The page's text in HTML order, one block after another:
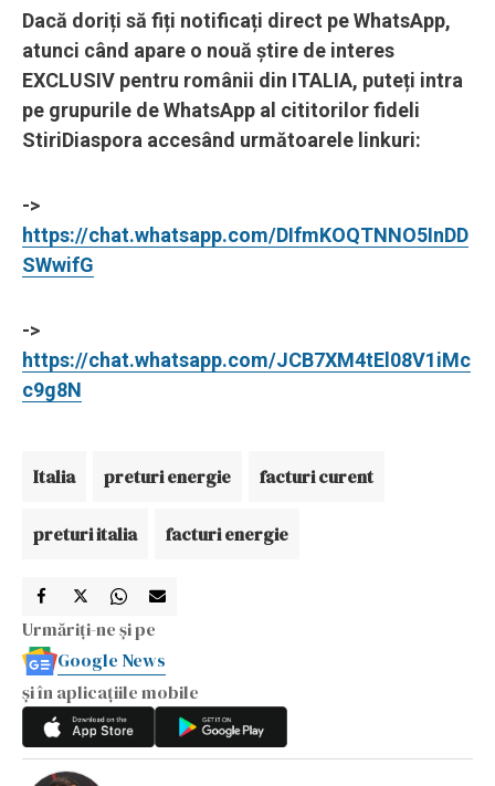
Dacă doriți să fiți notificați direct pe WhatsApp,
atunci când apare o nouă știre de interes
EXCLUSIV pentru românii din ITALIA, puteți intra
pe grupurile de WhatsApp al cititorilor fideli
StiriDiaspora accesând următoarele linkuri:
->
https://chat.whatsapp.com/DIfmKOQTNNO5InDD
SWwifG
->
https://chat.whatsapp.com/JCB7XM4tEl08V1iMc
c9g8N
Italia preturi energie facturi curent
preturi italia facturi energie
Urmăriți-ne și pe
Google News
și în aplicațiile mobile